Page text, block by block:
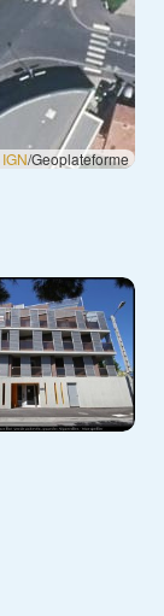
IGN/Geoplateforme